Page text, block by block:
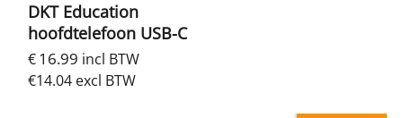
DKT Education
hoofdtelefoon USB-C
€16.99 incl BTW
€14.04 excl BTW